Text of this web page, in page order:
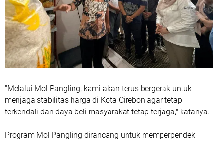
"Melalui Mol Pangling, kami akan terus bergerak untuk
menjaga stabilitas harga di Kota Cirebon agar tetap
terkendali dan daya beli masyarakat tetap terjaga," katanya.
Program Mol Pangling dirancang untuk memperpendek